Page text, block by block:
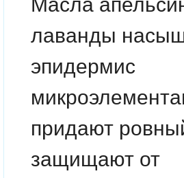
лаванды
эпидермис
придают
защищают от